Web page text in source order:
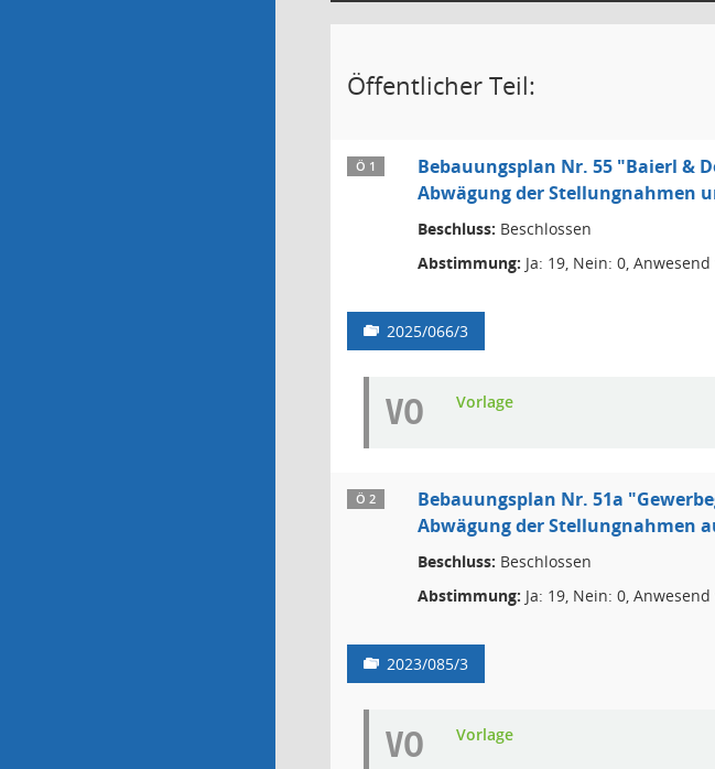
Öffentlicher Teil:
Ö 1
Bebauungsplan Nr. 55 "Baierl &
Abwägung der Stellungnahmen
Beschluss: Beschlossen
Abstimmung: Ja: 19, Nein: 0,
2025/066/3
VO Vorlage
Ö 2
Bebauungsplan Nr. 51a
Abwägung der Stellungnahmen
Beschluss: Beschlossen
Abstimmung: Ja: 19, Nein: 0,
2023/085/3
VO Vorlage